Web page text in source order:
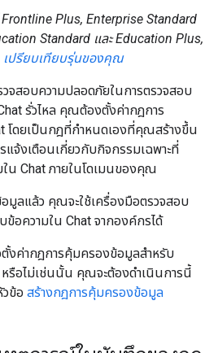
Plus, Enterprise Standard
Standard และ Education Plus,
เปรียบเทียบรุ่นของคุณ
จสอบความปลอดภัยในการตรวจสอบ
รั่วไหล คุณต้องตั้งค่ากฎการ
โดยเป็นกฎที่กำหนดเองที่คุณสร้างขึ้น
แจ้งเตือนเกี่ยวกับกิจกรรมเฉพาะที่
น Chat ภายในโดเมนของคุณ
มูลแล้ว คุณจะใช้เครื่องมือตรวจสอบ
อความใน Chat จากองค์กรได้
งค่ากฎการคุ้มครองข้อมูลสำหรับ
หรือไม่เช่นนั้น คุณจะต้องดำเนินการนี้
วข้อ สร้างกฎการคุ้มครองข้อมูล